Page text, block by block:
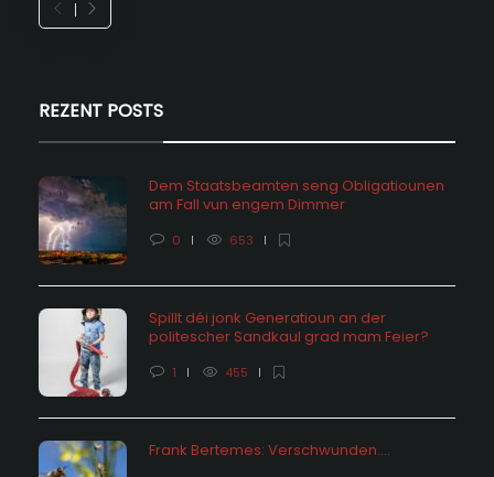
REZENT POSTS
Dem Staatsbeamten seng Obligatiounen
am Fall vun engem Dimmer
0 653
Spillt déi jonk Generatioun an der
politescher Sandkaul grad mam Feier?
1 455
Frank Bertemes: Verschwunden….